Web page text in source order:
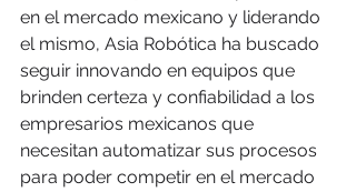
en el mercado mexicano y liderando
el mismo, Asia Robótica ha buscado
seguir innovando en equipos que
brinden certeza y confiabilidad a los
empresarios mexicanos que
necesitan automatizar sus procesos
para poder competir en el mercado